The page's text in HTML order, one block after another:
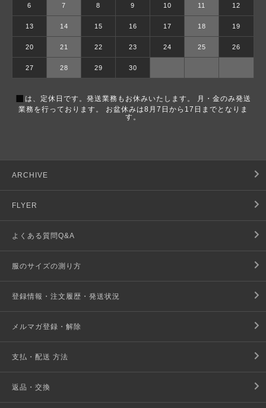
6 7 8 9 10 11 12
13 14 15 16 17 18 19
20 21 22 23 24 25 26
27 28 29 30
■ は、定休日です。発送業務もお休みいたします。 月・金のみ発送
業務を行っております。 お盆休みは8月7日から17日までとなりま
す。
ARCHIVE
FLYER
よくある質問Q&A
服のサイズの測り方
登録情報・注文履歴・発送状況
メルマガ登録・解除
支払・配送 方法
返品・交換